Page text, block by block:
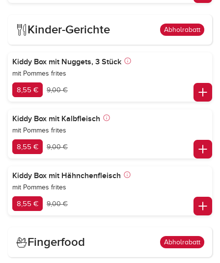
Kinder-Gerichte Abholrabatt
Kiddy Box mit Nuggets, 3 Stück
mit Pommes frites
8,55 € 9,00 €
Kiddy Box mit Kalbfleisch
mit Pommes frites
8,55 € 9,00 €
Kiddy Box mit Hähnchenfleisch
mit Pommes frites
8,55 € 9,00 €
Fingerfood Abholrabatt